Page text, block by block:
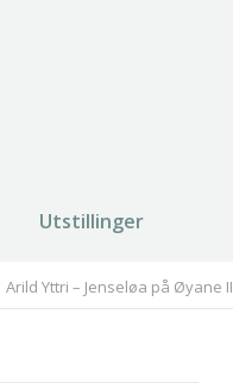
Utstillinger
Arild Yttri – Jenseløa på Øyane II